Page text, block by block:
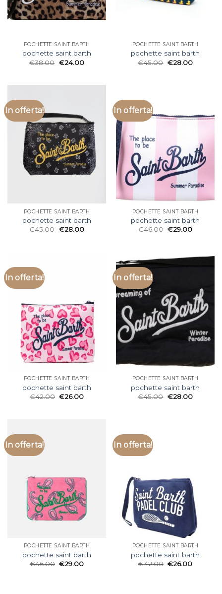
POCHETTE SAINT BARTH
pochette saint barth
€38.00 €24.00
POCHETTE SAINT BARTH
pochette saint barth
€45.00 €28.00
In offerta!
POCHETTE SAINT BARTH
pochette saint barth
€45.00 €28.00
In offerta!
POCHETTE SAINT BARTH
pochette saint barth
€46.00 €29.00
In offerta!
POCHETTE SAINT BARTH
pochette saint barth
€42.00 €26.00
In offerta!
POCHETTE SAINT BARTH
pochette saint barth
€45.00 €28.00
In offerta!
POCHETTE SAINT BARTH
pochette saint barth
€46.00 €29.00
In offerta!
POCHETTE SAINT BARTH
pochette saint barth
€42.00 €26.00